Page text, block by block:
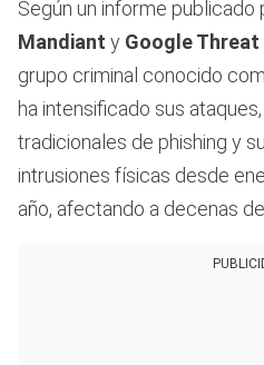
Según un informe publicado
Mandiant y Google
grupo criminal conocido
ha intensificado sus
tradicionales de phishing y
intrusiones físicas desde
año, afectando a decenas